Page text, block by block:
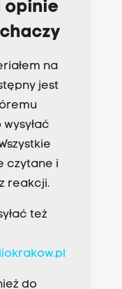
opinie
na
jest
czytane i
reakcji.
też
do